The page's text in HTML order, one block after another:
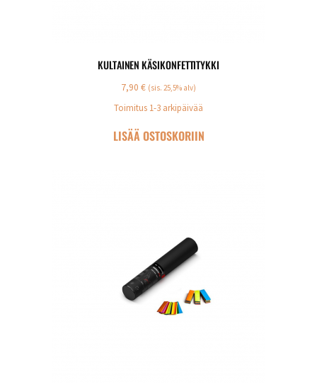
KULTAINEN KÄSIKONFETTITYKKI
7,90 € (sis. 25,5% alv)
Toimitus 1-3 arkipäivää
LISÄÄ OSTOSKORIIN